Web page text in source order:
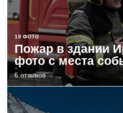
18 ФОТО
Пожар в здании
фото с места
6 отзывов